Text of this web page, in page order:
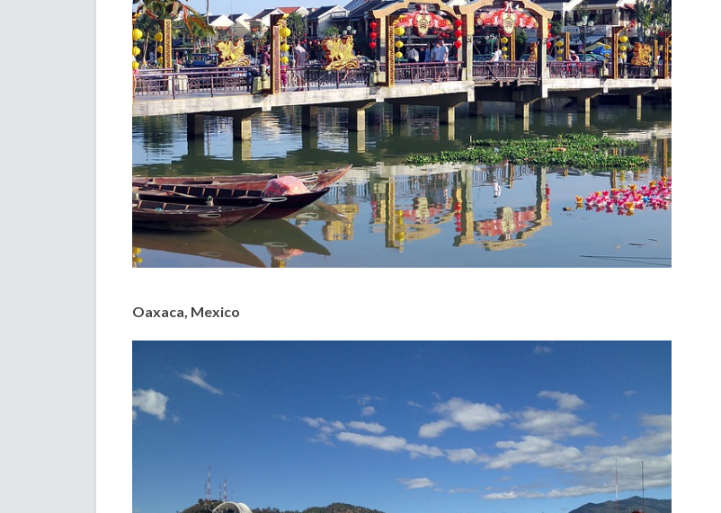
Oaxaca, Mexico